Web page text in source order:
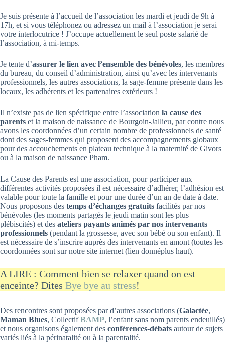
Je suis présente à l’accueil de l’association les mardi et jeudi de 9h à
17h, et si vous téléphonez ou adressez un mail à l’association je serai
votre interlocutrice ! J’occupe actuellement le seul poste salarié de
l’association, à mi-temps.
Je tente d’assurer le lien avec l’ensemble des bénévoles, les membres
du bureau, du conseil d’administration, ainsi qu’avec les intervenants
professionnels, les autres associations, la sage-femme présente dans les
locaux, les adhérents et les partenaires extérieurs !
Il n’existe pas de lien spécifique entre l’association la cause des
parents et la maison de naissance de Bourgoin-Jallieu, par contre nous
avons les coordonnées d’un certain nombre de professionnels de santé
dont des sages-femmes qui proposent des accompagnements globaux
pour des accouchements en plateau technique à la maternité de Givors
ou à la maison de naissance Pham.
La Cause des Parents est une association, pour participer aux
différentes activités proposées il est nécessaire d’adhérer, l’adhésion est
valable pour toute la famille et pour une durée d’un an de date à date.
Nous proposons des temps d’échanges gratuits facilités par nos
bénévoles (les moments partagés le jeudi matin sont les plus
plébiscités) et des ateliers payants animés par nos intervenants
professionnels (pendant la grossesse, avec son bébé ou son enfant). Il
est nécessaire de s’inscrire auprès des intervenants en amont (toutes les
coordonnées sont sur notre site internet (lien donnéplus haut).
A LIRE : Comment bien se relaxer quand on est
enceinte? Dites Bye bye au stress!
Des rencontres sont proposées par d’autres associations (Galactée,
Maman Blues, CollectifBAMP, l’enfant sans nom parents endeuillés)
et nous organisons également des conférences-débats autour de sujets
variés liés à la périnatalité ou à la parentalité.